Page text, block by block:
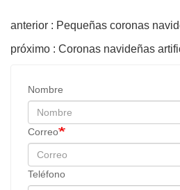
anterior : Pequeñas coronas
próximo : Coronas navideñas
Nombre
Correo
Teléfono